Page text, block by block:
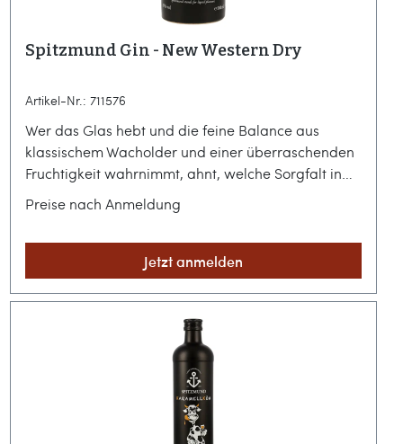
Spitzmund Gin - New Western Dry
Artikel-Nr.: 711576
Wer das Glas hebt und die feine Balance aus
klassischem Wacholder und einer überraschenden
Fruchtigkeit wahrnimmt, ahnt, welche Sorgfalt in
diesem Destillat steckt. Es ist ein flüssiges
Bekenntnis zum Genuss, das ohne Umwege den
transportiert und dabei eine moderne Eleganz
ausstrahlt.Norddeutsche Destillierkunst aus
Schleswig-HolsteinSeit 2014 wird der Spitzmund
Gin in Kiel mit Hingabe und Geduld im Small
Batch-Verfahren destilliert. Die Macher setzen
konsequent auf Natürlichkeit und verzichten
vollständig auf künstliche Aromen oder
Zusatzstoffe, um den unverfälschten Charakter der
Rohstoffe zu bewahren. Das markante Design der
Preise nach Anmeldung
Jetzt anmelden